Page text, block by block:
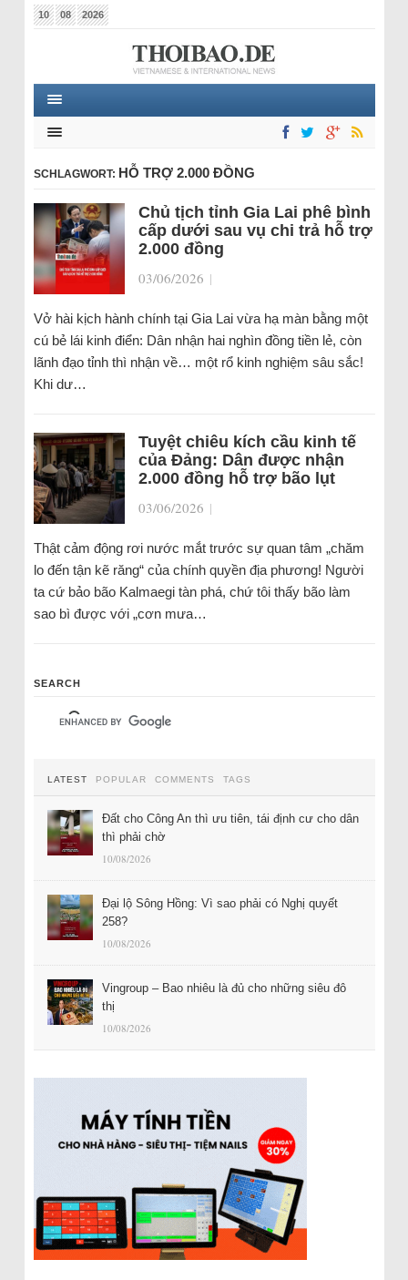
10 08 2026
SCHLAGWORT: HỖ TRỢ 2.000 ĐỒNG
Chủ tịch tỉnh Gia Lai phê bình
cấp dưới sau vụ chi trả hỗ trợ
2.000 đồng
03/06/2026 |
Vở hài kịch hành chính tại Gia Lai vừa hạ màn bằng một
cú bẻ lái kinh điển: Dân nhận hai nghìn đồng tiền lẻ, còn
lãnh đạo tỉnh thì nhận về… một rổ kinh nghiệm sâu sắc!
Khi dư…
Tuyệt chiêu kích cầu kinh tế
của Đảng: Dân được nhận
2.000 đồng hỗ trợ bão lụt
03/06/2026 |
Thật cảm động rơi nước mắt trước sự quan tâm „chăm
lo đến tận kẽ răng“ của chính quyền địa phương! Người
ta cứ bảo bão Kalmaegi tàn phá, chứ tôi thấy bão làm
sao bì được với „cơn mưa…
SEARCH
LATEST POPULAR COMMENTS TAGS
Đất cho Công An thì ưu tiên, tái định cư cho dân
thì phải chờ
10/08/2026
Đại lộ Sông Hồng: Vì sao phải có Nghị quyết
258?
10/08/2026
Vingroup – Bao nhiêu là đủ cho những siêu đô
thị
10/08/2026